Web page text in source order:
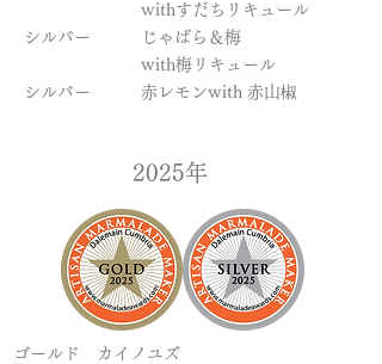
withすだちリキュール
シルバー じゃばら＆梅
with梅リキュール
シルバー 赤レモンwith 赤山椒
​2025年
ゴールド カイノユズ